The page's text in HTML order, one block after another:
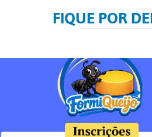
FIQUE POR